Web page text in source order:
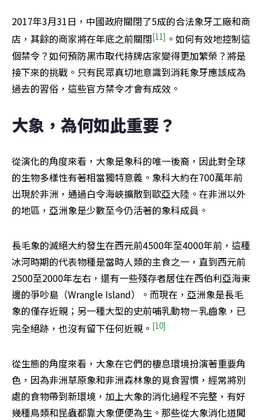
2017年3月31日，中國政府關閉了5成的合法象牙工廠和商
店，其餘的商家將在年底之前關閉[11] 。如何有效地控制這
個禁令？如何預防黑市取代持牌店家變得更加繁榮？將是
接下來的挑戰。只有民眾真切地意識到消耗象牙應該成為
過去的習俗，這些官方禁令才會有成效。
大象，為何如此重要？
從演化的角度來看，大象是象科的唯一後裔，因此對全球
的生物多樣性有著相當獨特意義。象科大約在700萬年前
出現於非洲，通過白令海峽擴散到歐亞大陸。在非洲以外
的地區，亞洲象是少數至今仍活著的象科成員。
長毛象的滅絕大約發生在西元前4500年至4000年前，這種
冰河時期的代表物種是當時人類的主食之一，直到西元前
2500至2000年左右，還有一些殘存者居住在西伯利亞海東
邊的爭吵島（Wrangle Island）。而現在，亞洲象是長毛
象的僅存近親；另一種大型的史前哺乳動物－乳齒象，已
完全絕跡，也沒有留下任何近親。 [10]
從生態的角度來看，大象在它們的棲息環境扮演著重要角
色，因為非洲草原象和非洲森林象的覓食習慣，經常將別
處的食物帶到新環境，加上大象的消化過程不完整，有好
幾種鳥類和昆蟲都靠大象便便為生。那些從大象消化道闖